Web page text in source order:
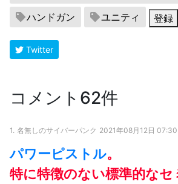
ハンドガン
ユニティ 登録
Twitter
コメント62件
1. 名無しのサイバーパンク 2021年08月12日 07:30
パワーピストル。
特に特徴のない標準的なセ